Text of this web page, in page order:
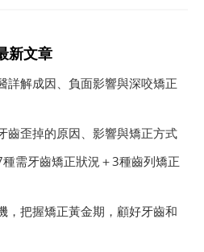
新文章
詳解成因、負面影響與深咬矯正
齒歪掉的原因、影響與矯正方式
需牙齒矯正狀況＋3種齒列矯正
，把握矯正黃金期，顧好牙齒和